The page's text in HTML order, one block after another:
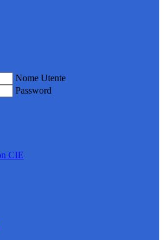
Nome Utente
Password
CIE